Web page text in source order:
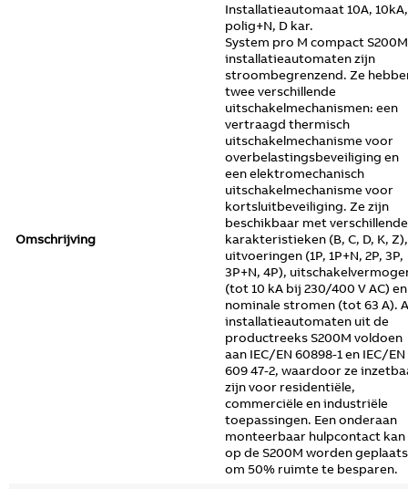
Omschrijving
Installatieautomaat 10A,
polig+N, D kar.
System pro M compact S200M
installatieautomaten zijn
stroombegrenzend. Ze
twee verschillende
uitschakelmechanismen: een
vertraagd thermisch
uitschakelmechanisme voor
overbelastingsbeveiliging en
een elektromechanisch
uitschakelmechanisme voor
kortsluitbeveiliging. Ze zijn
beschikbaar met verschillende
karakteristieken (B, C, D, K, Z),
uitvoeringen (1P, 1P+N, 2P, 3P,
3P+N, 4P),
(tot 10 kA bij 230/400 V AC) en
nominale stromen (tot 63 A).
installatieautomaten uit de
productreeks S200M voldoen
aan IEC/EN 60898-1 en IEC/EN
609 47-2, waardoor ze
zijn voor residentiële,
commerciële en industriële
toepassingen. Een onderaan
monteerbaar hulpcontact kan
op de S200M worden
om 50% ruimte te besparen.